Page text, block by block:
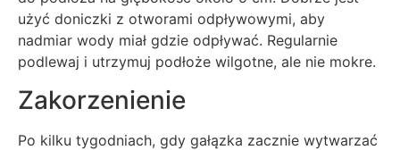
użyć doniczki z otworami odpływowymi, aby
nadmiar wody miał gdzie odpływać. Regularnie
podlewaj i utrzymuj podłoże wilgotne, ale nie mokre.
Zakorzenienie
Po kilku tygodniach, gdy gałązka zacznie wytwarzać